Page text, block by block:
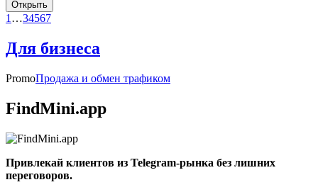
Открыть
1 …34567
Для бизнеса
PromoПродажа и обмен трафиком
FindMini.app
Привлекай клиентов из Telegram-рынка без лишних
переговоров.